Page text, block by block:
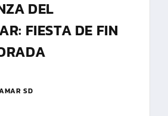
DEL
FIESTA DE FIN
SD